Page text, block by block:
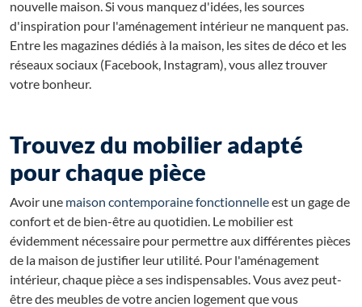
nouvelle maison. Si vous manquez d'idées, les sources
d'inspiration pour l'aménagement intérieur ne manquent pas.
Entre les magazines dédiés à la maison, les sites de déco et les
réseaux sociaux (Facebook, Instagram), vous allez trouver
votre bonheur.
Trouvez du mobilier adapté
pour chaque pièce
Avoir une maison contemporaine fonctionnelleest un gage de
confort et de bien-être au quotidien. Le mobilier est
évidemment nécessaire pour permettre aux différentes pièces
de la maison de justifier leur utilité. Pour l'aménagement
intérieur, chaque pièce a ses indispensables. Vous avez peut-
être des meubles de votre ancien logement que vous